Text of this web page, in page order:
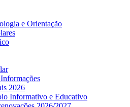
e Orientação
2026
Informativo e Educativo